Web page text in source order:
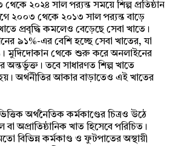
২০২৪ সাল পর‍্যন্ত সময়ে শিল্প প্রতিষ্ঠান
২০০৩ থেকে ২০১৩ সাল পর‍্যন্ত বাড়ে
প্রবৃদ্ধি কমলেও বেড়েছে সেবা খাতে।
৯১%-এর বেশি হচ্ছে সেবা খাতের, যা
মুদিদোকান থেকে শুরু করে অনলাইনের
অন্তর্ভুক্ত। তবে সাধারণত শিল্প খাতে
অর্থনীতির আকার বাড়াতেও এই খাতের
অর্থনৈতিক কর্মকাণ্ডের চিত্রও উঠে
অপ্রাতিষ্ঠানিক খাত হিসেবে পরিচিত।
বিভিন্ন কর্মকাণ্ড ও ফুটপাতের অস্থায়ী